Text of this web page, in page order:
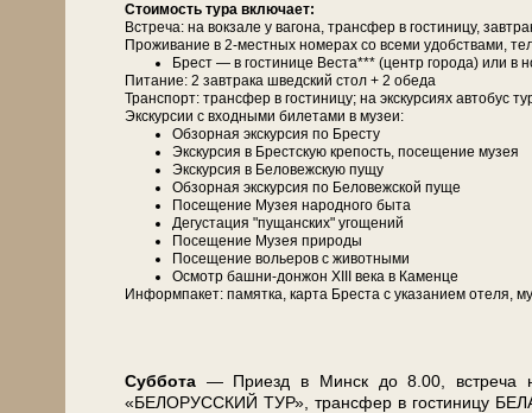
Сто­и­мость ту­ра вклю­ча­ет:
Встреча: на вок­за­ле у ва­го­на, транс­фер в го­сти­ни­цу,
Про­жи­ва­ние в 2-местных но­ме­рах со все­ми удоб­ства­ми,
Брест — в го­сти­ни­це Веста*** (центр го­ро­да) или в
Питание: 2 зав­тра­ка швед­ский стол + 2 обе­да
Транс­порт: транс­фер в го­сти­ни­цу; на экс­кур­си­ях ав­то­бус
Экскурсии с вход­ны­ми би­ле­та­ми в му­зеи:
Об­зор­ная экскурсия по Бре­сту
Экс­кур­сия в Брестскую кре­пость, посещение му­зея
Экс­кур­сия в Бе­ло­веж­скую пу­щу
Об­зор­ная экскурсия по Бе­ло­веж­ской пуще
По­се­ще­ние Музея на­род­но­го бы­та
Де­гу­ста­ция "пущанских" угощений
По­се­ще­ние Музея при­ро­ды
По­се­ще­ние во­лье­ров с жи­вот­ны­ми
Осмотр башни-донжон ХІІІ ве­ка в Каменце
Ин­форм­па­кет: па­мят­ка, кар­та Бре­ста с ука­за­ни­ем оте­ля,
Суб­бо­та — При­езд в Минск до 8.00, встре­ча
«БЕЛОРУССКИЙ ТУР», транс­фер в го­сти­ни­цу